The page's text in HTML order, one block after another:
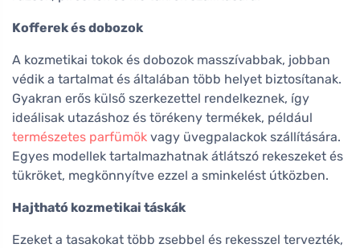
Kofferek és dobozok
A kozmetikai tokok és dobozok masszívabbak, jobban
védik a tartalmat és általában több helyet biztosítanak.
Gyakran erős külső szerkezettel rendelkeznek, így
ideálisak utazáshoz és törékeny termékek, például
természetes parfümök vagy üvegpalackok szállítására.
Egyes modellek tartalmazhatnak átlátszó rekeszeket és
tükröket, megkönnyítve ezzel a sminkelést útközben.
Hajtható kozmetikai táskák
Ezeket a tasakokat több zsebbel és rekesszel tervezték,